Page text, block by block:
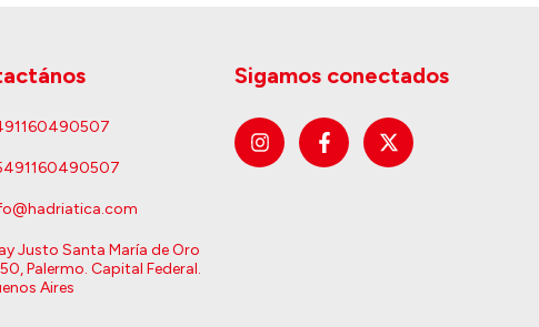
Justo Santa María de Oro
Palermo. Capital Federal.
Aires
Sigamos conectados